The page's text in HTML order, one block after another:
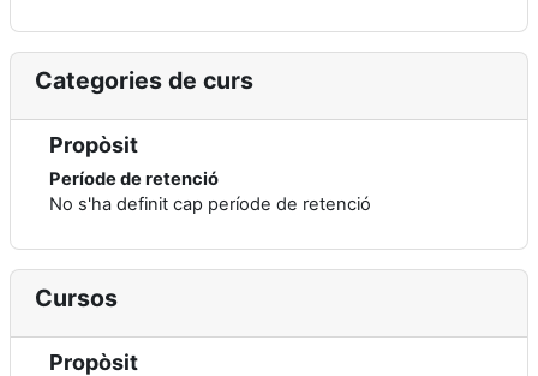
Categories de curs
Propòsit
Període de retenció
No s'ha definit cap període de retenció
Cursos
Propòsit